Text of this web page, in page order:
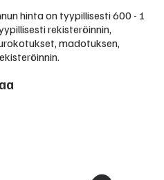
hinta on tyypillisesti600 - 1
rekisteröinnin,
madotuksen,